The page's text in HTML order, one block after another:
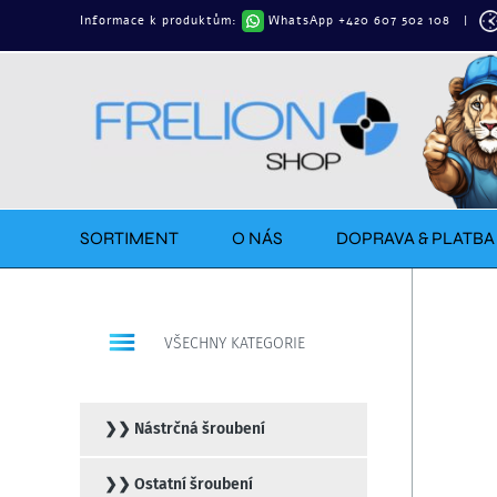
Informace k produktům: WhatsApp +420 607 502 108 |
SORTIMENT O NÁS DOPRAVA & PLATBA
VŠECHNY KATEGORIE
❯❯ Nástrčná šroubení
❯❯ Ostatní šroubení